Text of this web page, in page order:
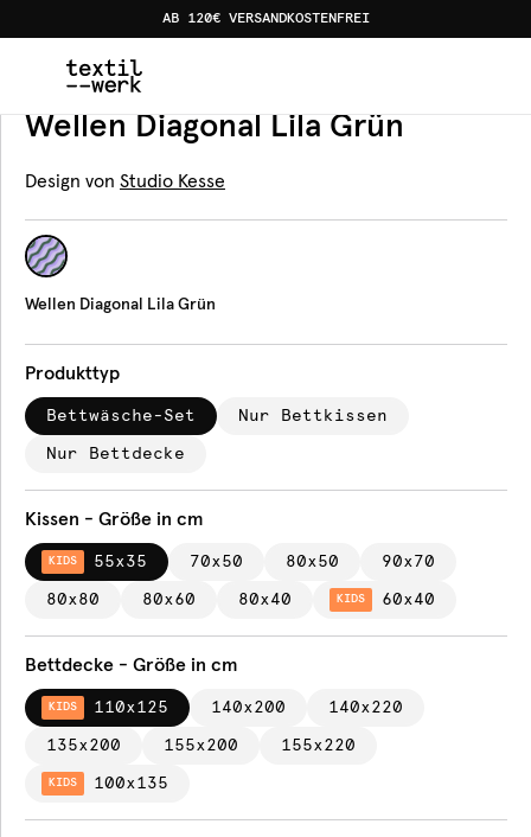
AB 120€ VERSANDKOSTENFREI
Produkte Bettwäsche Wellen Diagonal Lila
Bettwäsche
Wellen Diagonal Lila Grün
Design von Studio Kesse
Wellen Diagonal Lila Grün
Produkttyp
Bettwäsche-Set Nur Bettkissen
Nur Bettdecke
Kissen - Größe in cm
KIDS 55x35 70x50 80x50 90x70
80x80 80x60 80x40 KIDS 60x40
Bettdecke - Größe in cm
KIDS 110x125 140x200 140x220
135x200 155x200 155x220
KIDS 100x135